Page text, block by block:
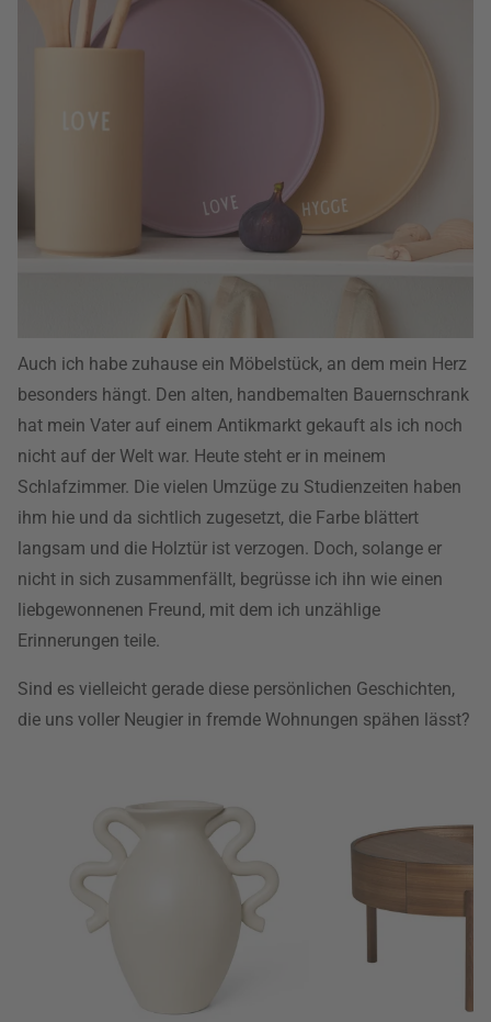
Auch ich habe zuhause ein Möbelstück, an dem mein Herz
besonders hängt. Den alten, handbemalten Bauernschrank
hat mein Vater auf einem Antikmarkt gekauft als ich noch
nicht auf der Welt war. Heute steht er in meinem
Schlafzimmer. Die vielen Umzüge zu Studienzeiten haben
ihm hie und da sichtlich zugesetzt, die Farbe blättert
langsam und die Holztür ist verzogen. Doch, solange er
nicht in sich zusammenfällt, begrüsse ich ihn wie einen
liebgewonnenen Freund, mit dem ich unzählige
Erinnerungen teile.
Sind es vielleicht gerade diese persönlichen Geschichten,
die uns voller Neugier in fremde Wohnungen spähen lässt?